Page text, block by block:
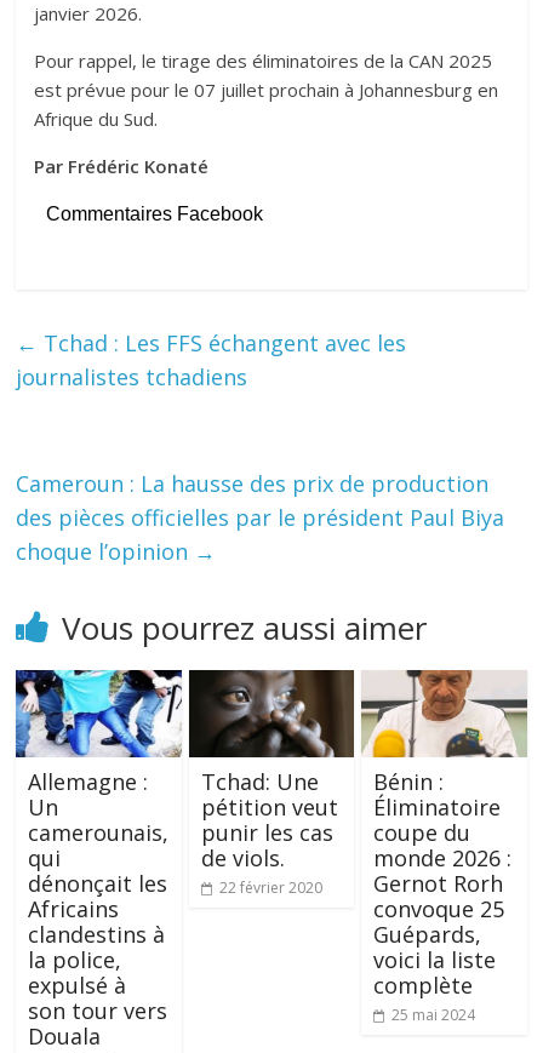
janvier 2026.
Pour rappel, le tirage des éliminatoires de la CAN 2025
est prévue pour le 07 juillet prochain à Johannesburg en
Afrique du Sud.
Par Frédéric Konaté
Commentaires Facebook
← Tchad : Les FFS échangent avec les
journalistes tchadiens
Cameroun : La hausse des prix de production
des pièces officielles par le président Paul Biya
choque l’opinion →
Vous pourrez aussi aimer
Allemagne :
Un
camerounais,
qui
dénonçait les
Africains
clandestins à
la police,
expulsé à
son tour vers
Douala
Tchad: Une
pétition veut
punir les cas
de viols.
22 février 2020
Bénin :
Éliminatoire
coupe du
monde 2026 :
Gernot Rorh
convoque 25
Guépards,
voici la liste
complète
25 mai 2024